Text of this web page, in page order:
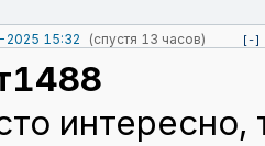
15:32 (спустя 13 часов) [-]